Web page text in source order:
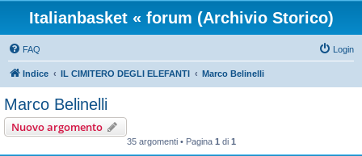
Italianbasket « forum (Archivio Storico)
FAQ Login
Indice IL CIMITERO DEGLI ELEFANTI Marco Belinelli
Marco Belinelli
Nuovo argomento
35 argomenti • Pagina 1 di 1